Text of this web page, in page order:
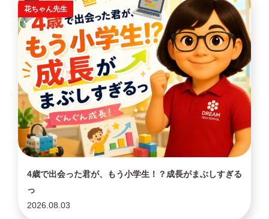
4歳で出会った君が、もう小学生！？成長がまぶしすぎる
っ
2026.08.03
花ちゃん先生